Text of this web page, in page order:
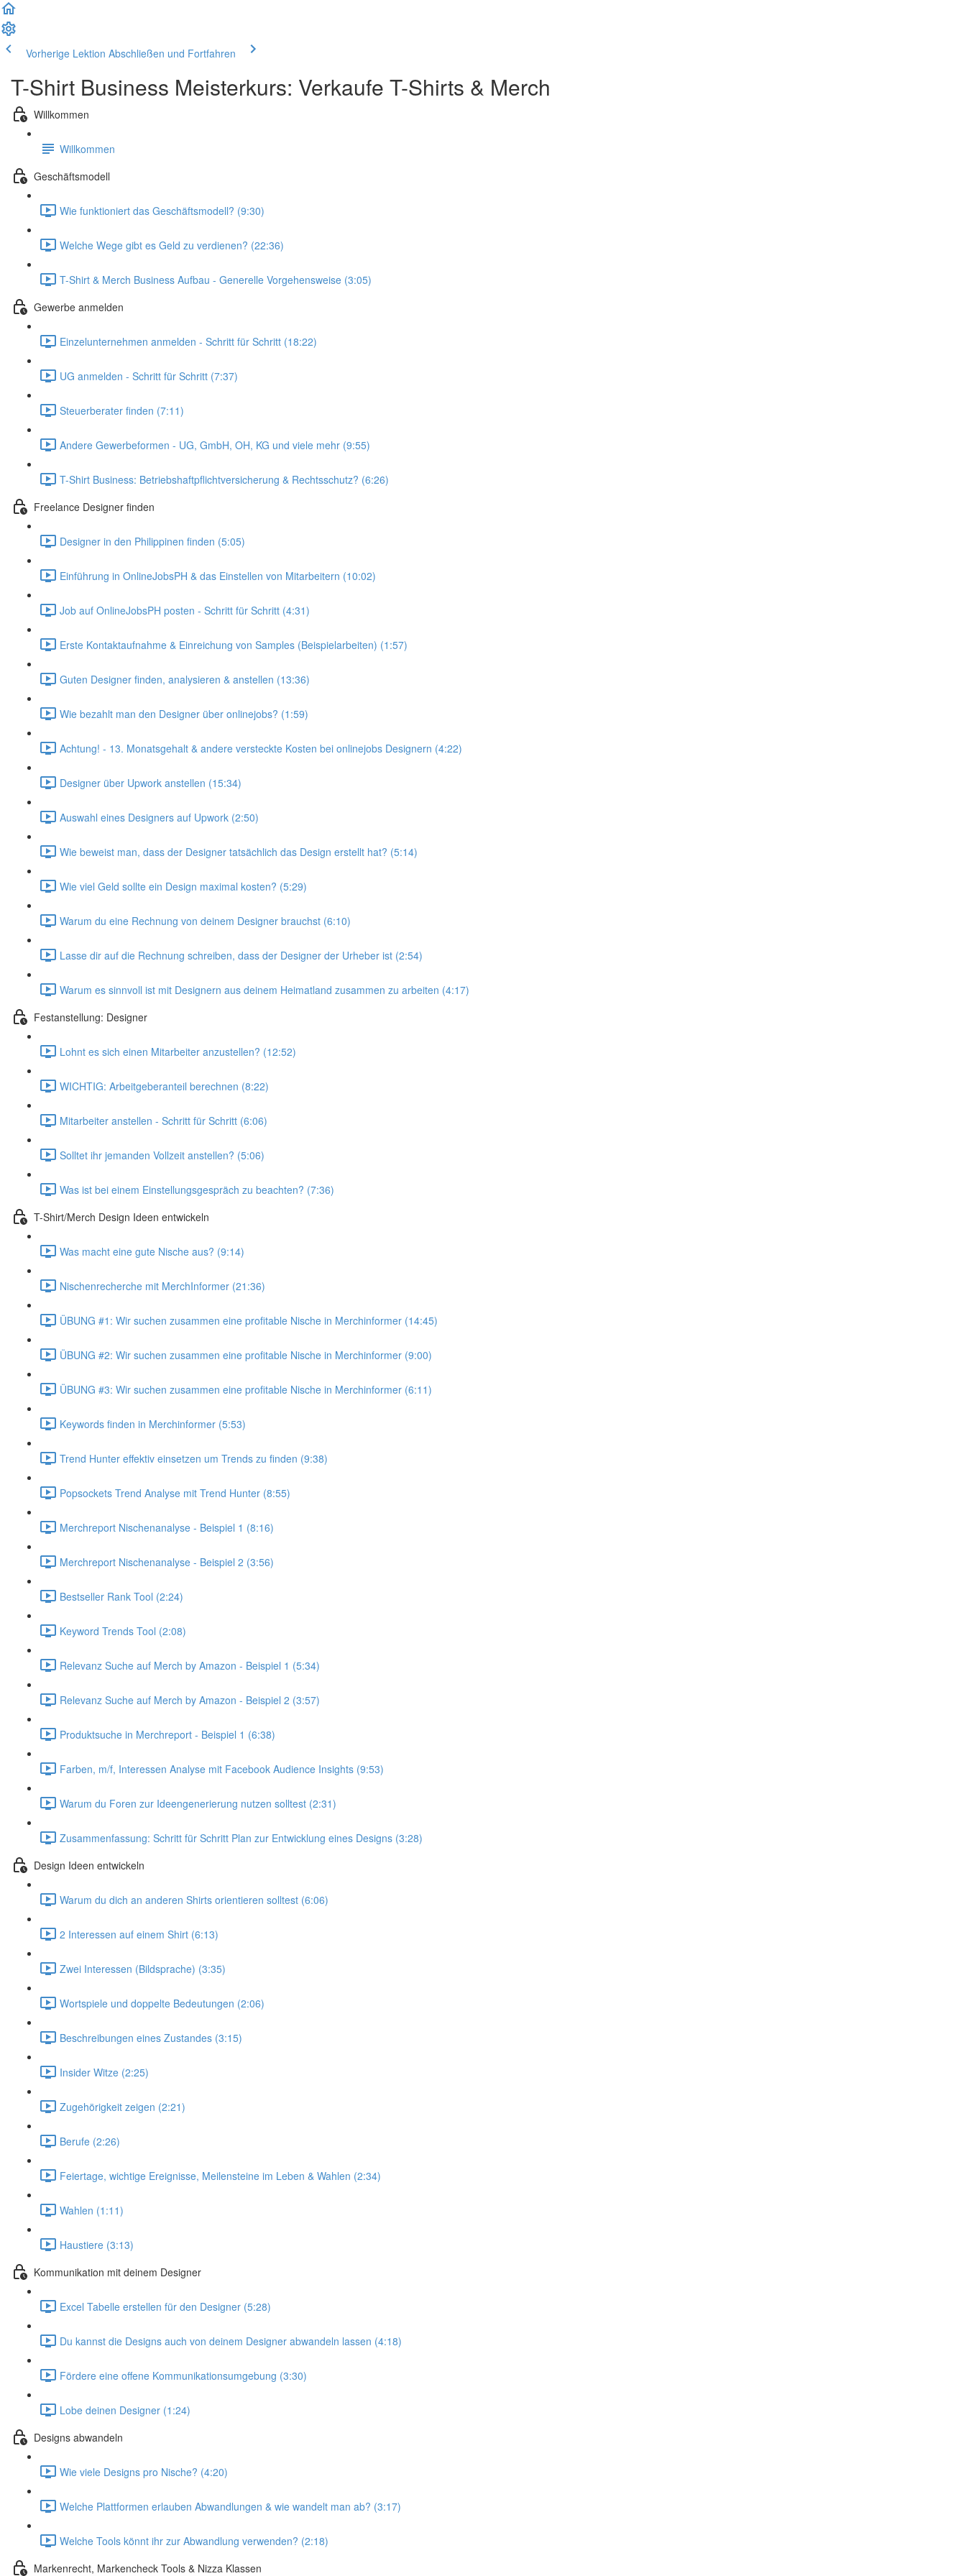
Vorherige Lektion Abschließen und Fortfahren
T-Shirt Business Meisterkurs: Verkaufe T-Shirts & Merch
Willkommen
Willkommen
Geschäftsmodell
Wie funktioniert das Geschäftsmodell? (9:30)
Welche Wege gibt es Geld zu verdienen? (22:36)
T-Shirt & Merch Business Aufbau - Generelle Vorgehensweise (3:05)
Gewerbe anmelden
Einzelunternehmen anmelden - Schritt für Schritt (18:22)
UG anmelden - Schritt für Schritt (7:37)
Steuerberater finden (7:11)
Andere Gewerbeformen - UG, GmbH, OH, KG und viele mehr (9:55)
T-Shirt Business: Betriebshaftpflichtversicherung & Rechtsschutz? (6:26)
Freelance Designer finden
Designer in den Philippinen finden (5:05)
Einführung in OnlineJobsPH & das Einstellen von Mitarbeitern (10:02)
Job auf OnlineJobsPH posten - Schritt für Schritt (4:31)
Erste Kontaktaufnahme & Einreichung von Samples (Beispielarbeiten) (1:57)
Guten Designer finden, analysieren & anstellen (13:36)
Wie bezahlt man den Designer über onlinejobs? (1:59)
Achtung! - 13. Monatsgehalt & andere versteckte Kosten bei onlinejobs Designern (4:22)
Designer über Upwork anstellen (15:34)
Auswahl eines Designers auf Upwork (2:50)
Wie beweist man, dass der Designer tatsächlich das Design erstellt hat? (5:14)
Wie viel Geld sollte ein Design maximal kosten? (5:29)
Warum du eine Rechnung von deinem Designer brauchst (6:10)
Lasse dir auf die Rechnung schreiben, dass der Designer der Urheber ist (2:54)
Warum es sinnvoll ist mit Designern aus deinem Heimatland zusammen zu arbeiten (4:17)
Festanstellung: Designer
Lohnt es sich einen Mitarbeiter anzustellen? (12:52)
WICHTIG: Arbeitgeberanteil berechnen (8:22)
Mitarbeiter anstellen - Schritt für Schritt (6:06)
Solltet ihr jemanden Vollzeit anstellen? (5:06)
Was ist bei einem Einstellungsgespräch zu beachten? (7:36)
T-Shirt/Merch Design Ideen entwickeln
Was macht eine gute Nische aus? (9:14)
Nischenrecherche mit MerchInformer (21:36)
ÜBUNG #1: Wir suchen zusammen eine profitable Nische in Merchinformer (14:45)
ÜBUNG #2: Wir suchen zusammen eine profitable Nische in Merchinformer (9:00)
ÜBUNG #3: Wir suchen zusammen eine profitable Nische in Merchinformer (6:11)
Keywords finden in Merchinformer (5:53)
Trend Hunter effektiv einsetzen um Trends zu finden (9:38)
Popsockets Trend Analyse mit Trend Hunter (8:55)
Merchreport Nischenanalyse - Beispiel 1 (8:16)
Merchreport Nischenanalyse - Beispiel 2 (3:56)
Bestseller Rank Tool (2:24)
Keyword Trends Tool (2:08)
Relevanz Suche auf Merch by Amazon - Beispiel 1 (5:34)
Relevanz Suche auf Merch by Amazon - Beispiel 2 (3:57)
Produktsuche in Merchreport - Beispiel 1 (6:38)
Farben, m/f, Interessen Analyse mit Facebook Audience Insights (9:53)
Warum du Foren zur Ideengenerierung nutzen solltest (2:31)
Zusammenfassung: Schritt für Schritt Plan zur Entwicklung eines Designs (3:28)
Design Ideen entwickeln
Warum du dich an anderen Shirts orientieren solltest (6:06)
2 Interessen auf einem Shirt (6:13)
Zwei Interessen (Bildsprache) (3:35)
Wortspiele und doppelte Bedeutungen (2:06)
Beschreibungen eines Zustandes (3:15)
Insider Witze (2:25)
Zugehörigkeit zeigen (2:21)
Berufe (2:26)
Feiertage, wichtige Ereignisse, Meilensteine im Leben & Wahlen (2:34)
Wahlen (1:11)
Haustiere (3:13)
Kommunikation mit deinem Designer
Excel Tabelle erstellen für den Designer (5:28)
Du kannst die Designs auch von deinem Designer abwandeln lassen (4:18)
Fördere eine offene Kommunikationsumgebung (3:30)
Lobe deinen Designer (1:24)
Designs abwandeln
Wie viele Designs pro Nische? (4:20)
Welche Plattformen erlauben Abwandlungen & wie wandelt man ab? (3:17)
Welche Tools könnt ihr zur Abwandlung verwenden? (2:18)
Markenrecht, Markencheck Tools & Nizza Klassen